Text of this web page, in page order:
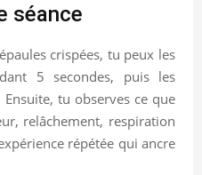
séance
crispées, tu peux les
5 secondes, puis les
tu observes ce que
relâchement, respiration
répétée qui ancre